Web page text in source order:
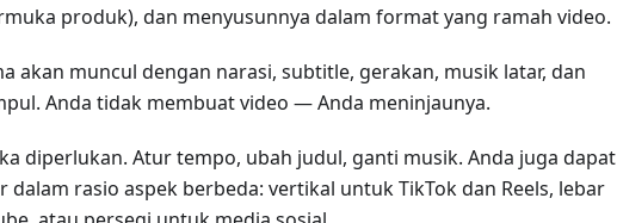
produk), dan menyusunnya dalam format yang ramah video.
akan muncul dengan narasi, subtitle, gerakan, musik latar, dan
Anda tidak membuat video — Anda meninjaunya.
diperlukan. Atur tempo, ubah judul, ganti musik. Anda juga dapat
dalam rasio aspek berbeda: vertikal untuk TikTok dan Reels, lebar